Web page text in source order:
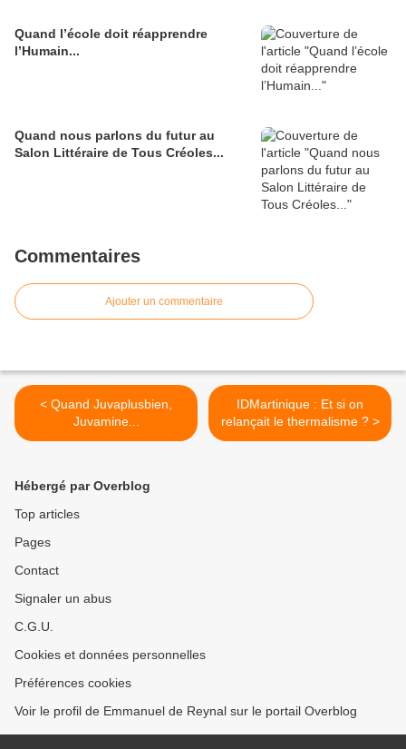
Quand l’école doit réapprendre
l’Humain...
Quand nous parlons du futur au
Salon Littéraire de Tous Créoles...
Commentaires
Ajouter un commentaire
< Quand Juvaplusbien,
Juvamine...
IDMartinique : Et si on
relançait le thermalisme ? >
Hébergé par Overblog
Top articles
Pages
Contact
Signaler un abus
C.G.U.
Cookies et données personnelles
Préférences cookies
Voir le profil de Emmanuel de Reynal sur le portail Overblog